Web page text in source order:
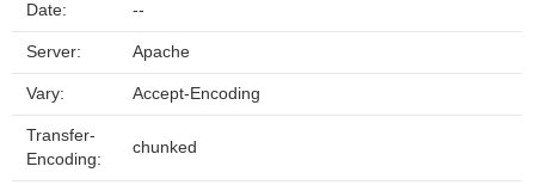
Date: --
Server: Apache
Vary: Accept-Encoding
Transfer-
Encoding:
chunked